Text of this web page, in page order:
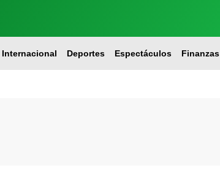
Internacional Deportes Espectáculos Finanzas